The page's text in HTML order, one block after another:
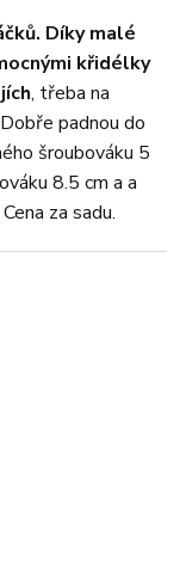
Díky malé
křidélky
, třeba na
padnou do
šroubováku 5
8.5 cm a a
za sadu.